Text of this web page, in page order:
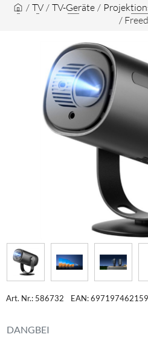
/ TV / TV-Geräte /
/
Art. Nr.: 586732 EAN:
DANGBEI